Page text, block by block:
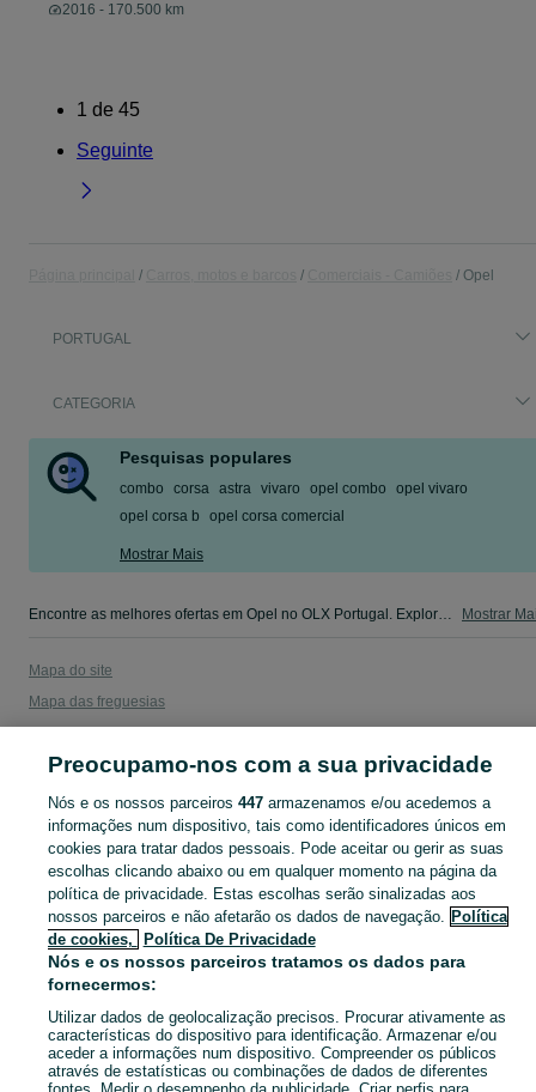
2016 - 170.500 km
1 de 45
Seguinte
Opel
PORTUGAL
CATEGORIA
Pesquisas populares
combo corsa astra vivaro opel combo
opel vivaro
opel corsa b
opel corsa comercial
Mostrar Mais
Encontre as melhores ofertas em Opel no OLX Portugal. Explore anúncios atualizados diariamente, compre e venda grátis na sua categoria favorita! Mostrar
Mapa do site
Mapa das freguesias
Pesquisas populares
Preocupamo-nos com a sua privacidade
Nós e os nossos parceiros 447armazenamos e/ou acedemos a
informações num dispositivo, tais como identificadores únicos em
cookies para tratar dados pessoais. Pode aceitar ou gerir as suas
escolhas clicando abaixo ou em qualquer momento na página da
política de privacidade. Estas escolhas serão sinalizadas aos
nossos parceiros e não afetarão os dados de navegação. Política
de cookies,
Política De Privacidade
Nós e os nossos parceiros tratamos os dados para
fornecermos:
Utilizar dados de geolocalização precisos. Procurar ativamente as
características do dispositivo para identificação. Armazenar e/ou
aceder a informações num dispositivo. Compreender os públicos
através de estatísticas ou combinações de dados de diferentes